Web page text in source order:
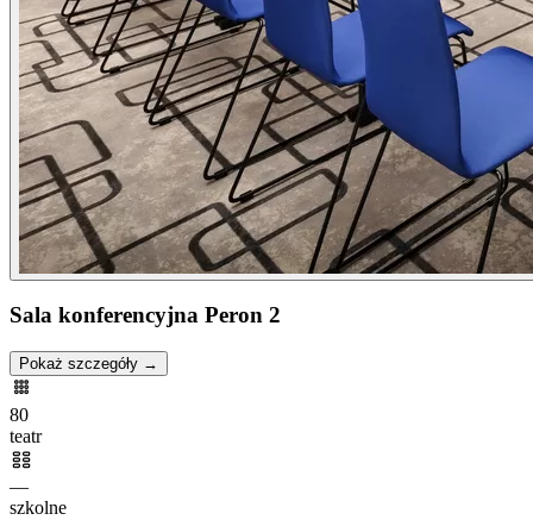
Sala konferencyjna Peron 2
Pokaż szczegóły →
80
teatr
—
szkolne